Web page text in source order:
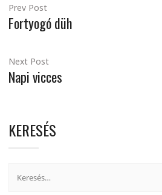
Prev Post
Fortyogó düh
Next Post
Napi vicces
KERESÉS